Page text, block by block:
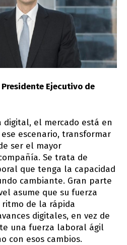
Ejecutivo de
digital, el mercado está en
escenario, transformar
ser el mayor
Se trata de
que tenga la capacidad
cambiante. Gran parte
asume que su fuerza
de la rápida
digitales, en vez de
una fuerza laboral ágil
con esos cambios.